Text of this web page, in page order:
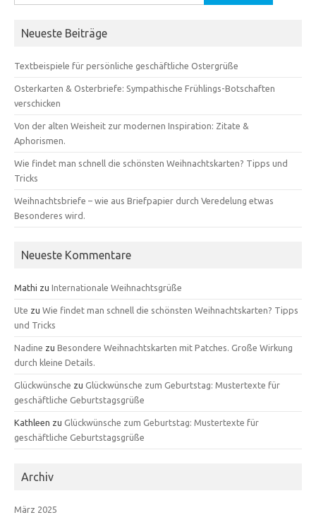
nach:
Neueste Beiträge
Textbeispiele für persönliche geschäftliche Ostergrüße
Osterkarten & Osterbriefe: Sympathische Frühlings-Botschaften
verschicken
Von der alten Weisheit zur modernen Inspiration: Zitate &
Aphorismen.
Wie findet man schnell die schönsten Weihnachtskarten? Tipps und
Tricks
Weihnachtsbriefe – wie aus Briefpapier durch Veredelung etwas
Besonderes wird.
Neueste Kommentare
Mathi zu Internationale Weihnachtsgrüße
Ute zu Wie findet man schnell die schönsten Weihnachtskarten? Tipps
und Tricks
Nadine zu Besondere Weihnachtskarten mit Patches. Große Wirkung
durch kleine Details.
Glückwünsche zu Glückwünsche zum Geburtstag: Mustertexte für
geschäftliche Geburtstagsgrüße
Kathleen zu Glückwünsche zum Geburtstag: Mustertexte für
geschäftliche Geburtstagsgrüße
Archiv
März 2025